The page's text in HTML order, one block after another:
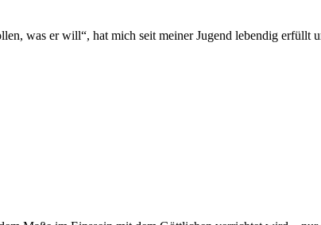
was er will“, hat mich seit meiner Jugend lebendig